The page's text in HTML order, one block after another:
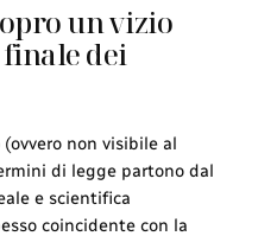
un vizio
dei
non visibile al
di legge partono dal
e scientifica
coincidente con la